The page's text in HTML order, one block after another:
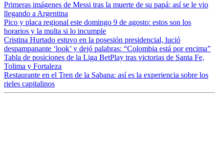
Primeras imágenes de Messi tras la muerte de su papá: así se le vio
llegando a Argentina
Pico y placa regional este domingo 9 de agosto: estos son los
horarios y la multa si lo incumple
Cristina Hurtado estuvo en la posesión presidencial, lució
despampanante ‘look’ y dejó palabras: “Colombia está por encima”
Tabla de posiciones de la Liga BetPlay tras victorias de Santa Fe,
Tolima y Fortaleza
Restaurante en el Tren de la Sabana: así es la experiencia sobre los
rieles capitalinos